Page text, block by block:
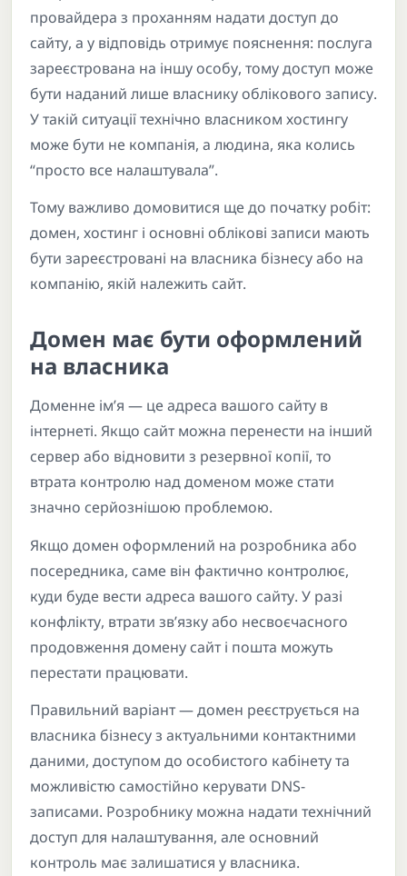
провайдера з проханням надати доступ до
сайту, а у відповідь отримує пояснення: послуга
зареєстрована на іншу особу, тому доступ може
бути наданий лише власнику облікового запису.
У такій ситуації технічно власником хостингу
може бути не компанія, а людина, яка колись
“просто все налаштувала”.
Тому важливо домовитися ще до початку робіт:
домен, хостинг і основні облікові записи мають
бути зареєстровані на власника бізнесу або на
компанію, якій належить сайт.
Домен має бути оформлений
на власника
Доменне ім’я — це адреса вашого сайту в
інтернеті. Якщо сайт можна перенести на інший
сервер або відновити з резервної копії, то
втрата контролю над доменом може стати
значно серйознішою проблемою.
Якщо домен оформлений на розробника або
посередника, саме він фактично контролює,
куди буде вести адреса вашого сайту. У разі
конфлікту, втрати зв’язку або несвоєчасного
продовження домену сайт і пошта можуть
перестати працювати.
Правильний варіант — домен реєструється на
власника бізнесу з актуальними контактними
даними, доступом до особистого кабінету та
можливістю самостійно керувати DNS-
записами. Розробнику можна надати технічний
доступ для налаштування, але основний
контроль має залишатися у власника.